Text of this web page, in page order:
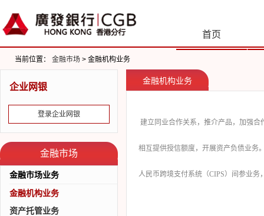
首页
当前位置： 金融市场 > 金融机构业务
企业网银
登录企业网银
金融市场
金融市场业务
资金营运
自营交易
金融机构业务
资产托管业务
金融机构业务
建立同业合作关系，推介产品，加强合
相互提供授信额度，开展资产负债业务
人民币跨境支付系统（CIPS）间参业务